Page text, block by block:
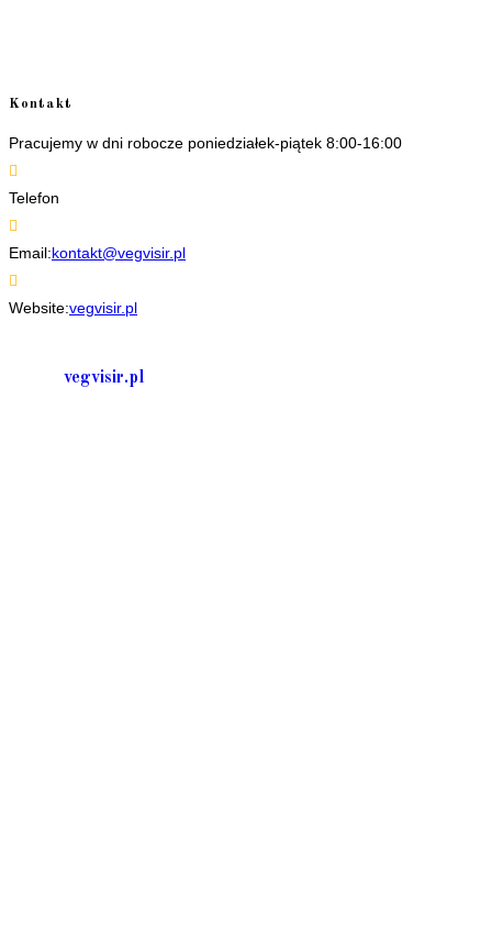
Kontakt
Pracujemy w dni robocze poniedziałek-piątek 8:00-16:00
Telefon
Email:kontakt@vegvisir.plOpens
Website:vegvisir.pl
vegvisir.pl